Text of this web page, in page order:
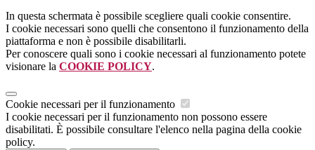
In questa schermata è possibile scegliere quali cookie consentire.
I cookie necessari sono quelli che consentono il funzionamento della
piattaforma e non è possibile disabilitarli.
Per conoscere quali sono i cookie necessari al funzionamento potete
visionare la COOKIE POLICY.
Cookie necessari per il funzionamento
I cookie necessari per il funzionamento non possono essere
disabilitati. È possibile consultare l'elenco nella pagina della cookie
policy.